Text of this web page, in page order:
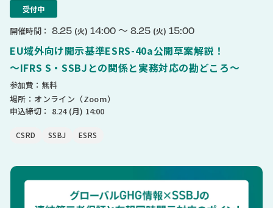
受付中
開催時間： 8.25 (火) 14:00 〜 8.25 (火) 15:00
EU域外向け開示基準ESRS-40a公開草案解説！
〜IFRS S・SSBJとの関係と実務対応の勘どころ〜
参加費：無料
場所：オンライン（Zoom）
申込締切： 8.24 (月) 14:00
CSRD SSBJ ESRS